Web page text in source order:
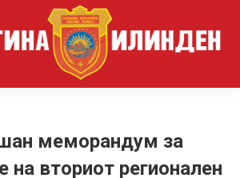
меморандум за
вториот регионален